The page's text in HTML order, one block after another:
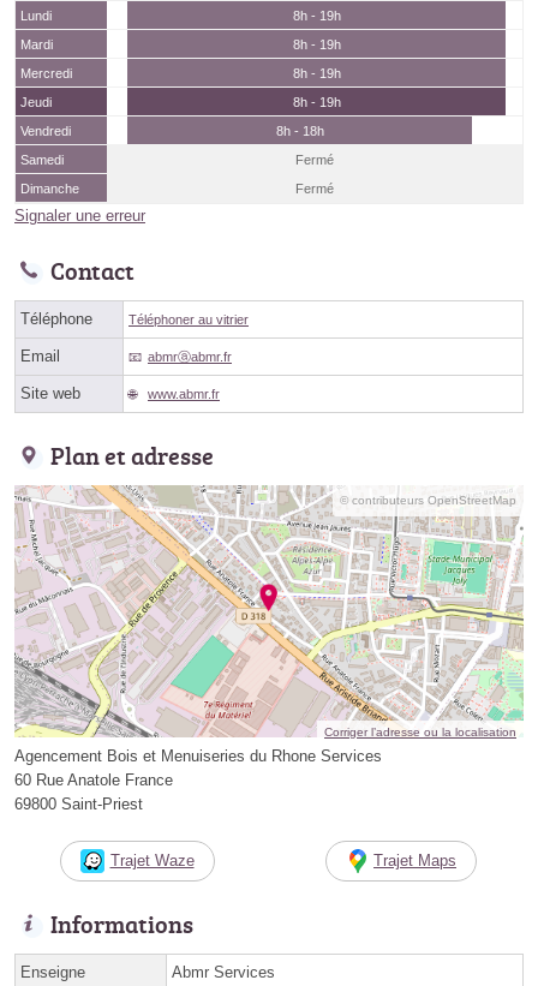
Lundi
8h - 19h
Mardi
8h - 19h
Mercredi
8h - 19h
Jeudi
8h - 19h
Vendredi
8h - 18h
Samedi
Fermé
Dimanche
Fermé
Signaler une erreur
Contact
Téléphone Téléphoner au vitrier
Email abmrⓐabmr.fr
Site web www.abmr.fr
Plan et adresse
© contributeurs OpenStreetMap
Corriger l’adresse ou la localisation
Agencement Bois et Menuiseries du Rhone Services
60 Rue Anatole France
69800 Saint-Priest
Trajet Waze Trajet Maps
Informations
Enseigne Abmr Services